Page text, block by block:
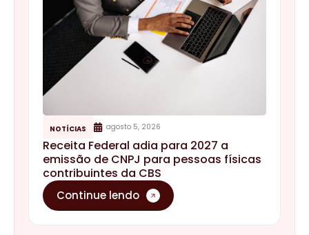
NOTÍCIAS agosto 5, 2026
Receita Federal adia para 2027 a
emissão de CNPJ para pessoas físicas
contribuintes da CBS
Continue lendo